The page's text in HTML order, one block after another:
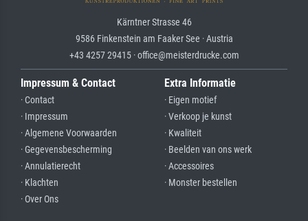
Kärntner Strasse 46
9586 Finkenstein am Faaker See · Austria
+43 4257 29415 · office@meisterdrucke.com
Impressum & Contact
· Contact
· Impressum
· Algemene Voorwaarden
· Gegevensbescherming
· Annulatierecht
· Klachten
· Over Ons
Extra Informatie
· Eigen motief
· Verkoop je kunst
· Kwaliteit
· Beelden van ons werk
· Accessoires
· Monster bestellen